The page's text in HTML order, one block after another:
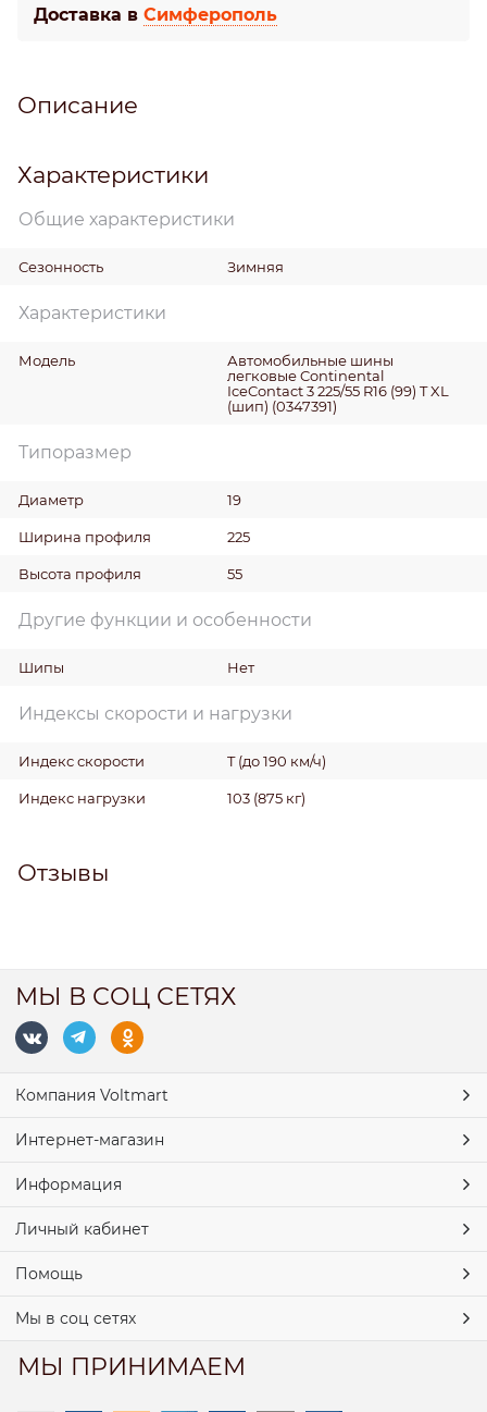
Доставка в Симферополь
Описание
Характеристики
Общие характеристики
Сезонность Зимняя
Характеристики
Модель
Автомобильные шины
легковые Continental
IceContact 3 225/55 R16 (99) T XL
(шип) (0347391)
Типоразмер
Диаметр 19
Ширина профиля 225
Высота профиля 55
Другие функции и особенности
Шипы Нет
Индексы скорости и нагрузки
Индекс скорости T (до 190 км/ч)
Индекс нагрузки 103 (875 кг)
Отзывы
МЫ В СОЦ СЕТЯХ
Компания Voltmart
Интернет-магазин
Информация
Личный кабинет
Помощь
Мы в соц сетях
МЫ ПРИНИМАЕМ